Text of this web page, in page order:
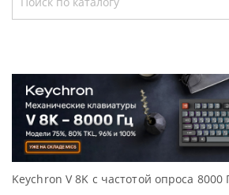
с частотой опроса 8000 Гц